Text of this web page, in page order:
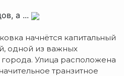
а ...
начнётся капитальный
одной из важных
Улица расположена
транзитное